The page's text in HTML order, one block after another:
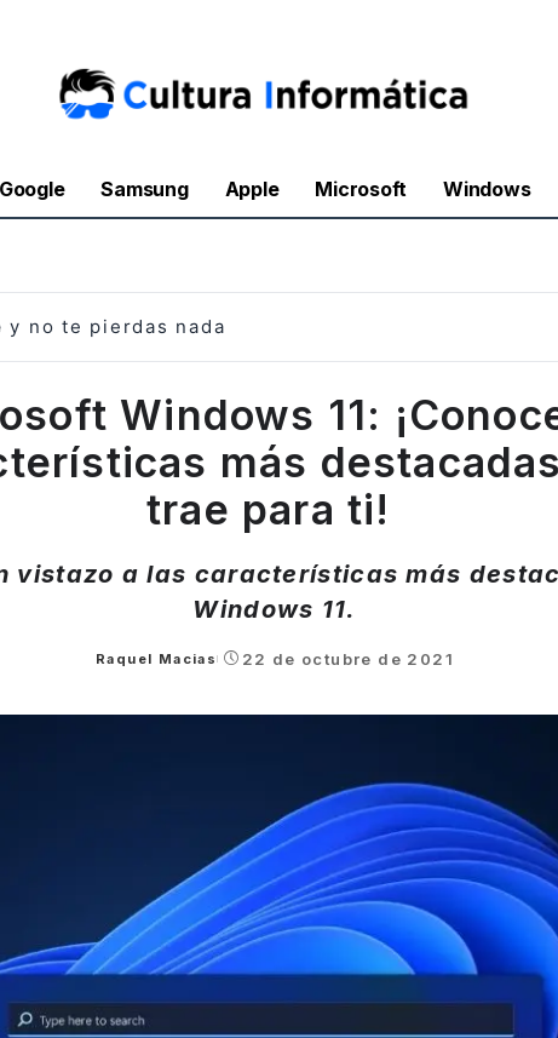
Google Samsung Apple Microsoft Windows
y no te pierdas nada
Windows 11:
más
trae para ti!
vistazo a las características más
Windows 11.
Posted
Raquel Macias 22 de octubre de 2021